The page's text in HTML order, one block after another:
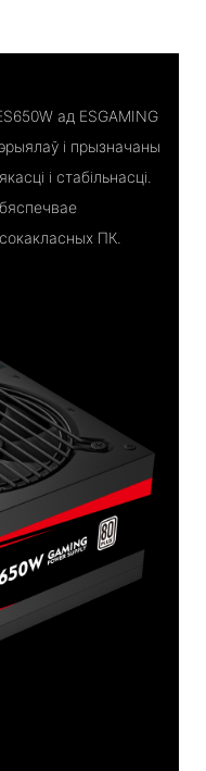
ад ESGAMING
і прызначаны
і стабільнасці.
ПК.